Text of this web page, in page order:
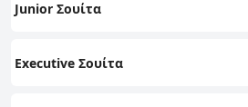
Junior Σουίτα
Executive Σουίτα